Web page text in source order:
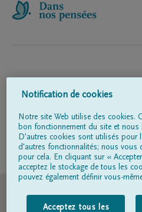
Suivez-nous sur
Notification de cookies
Notre site Web utilise des cookies.
bon fonctionnement du site et nous
D'autres cookies sont utilisés pour
d'autres fonctionnalités; nous vous
pour cela. En cliquant sur «
acceptez le stockage de tous les
pouvez également définir vous-
Acceptez tous les